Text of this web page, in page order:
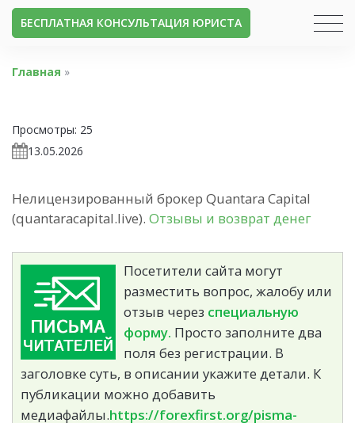
БЕСПЛАТНАЯ КОНСУЛЬТАЦИЯ ЮРИСТА
Главная »
Просмотры: 25
13.05.2026
Нелицензированный брокер Quantara Capital
(quantaracapital.live). Отзывы и возврат денег
Посетители сайта могут
разместить вопрос, жалобу или
отзыв через специальную
форму. Просто заполните два
поля без регистрации. В
заголовке суть, в описании укажите детали. К
публикации можно добавить
медиафайлы.https://forexfirst.org/pisma-